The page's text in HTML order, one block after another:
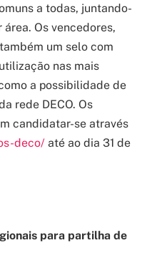
a todas, juntando-
Os vencedores,
um selo com
nas mais
a possibilidade de
rede DECO. Os
candidatar-se através
deco/ até ao dia 31 de
para partilha de